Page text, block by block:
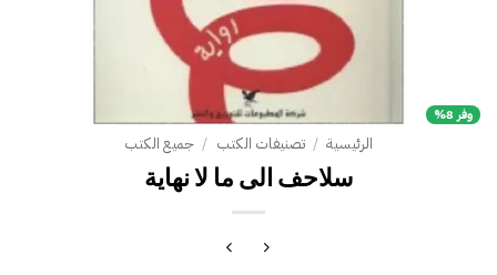
وفر 8%
الرئيسية / تصنيفات الكتب / جميع الكتب
سلاحف الى ما لا نهاية